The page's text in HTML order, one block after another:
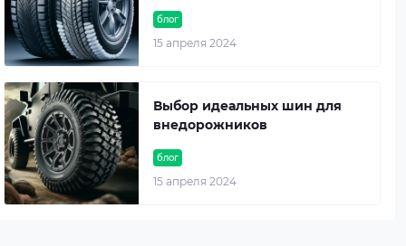
блог
15 апреля 2024
блог
15 апреля 2024
Выбор идеальных шин для
внедорожников